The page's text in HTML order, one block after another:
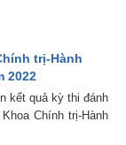
trị-Hành
2022
kết quả kỳ thi đánh
Chính trị-Hành